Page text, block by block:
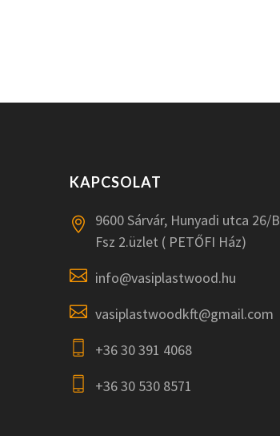
KAPCSOLAT
9600 Sárvár, Hunyadi utca 26/B
Fsz 2.üzlet ( PETŐFI Ház)
info@vasiplastwood.hu
vasiplastwoodkft@gmail.com
+36 30 391 4068
+36 30 530 8571